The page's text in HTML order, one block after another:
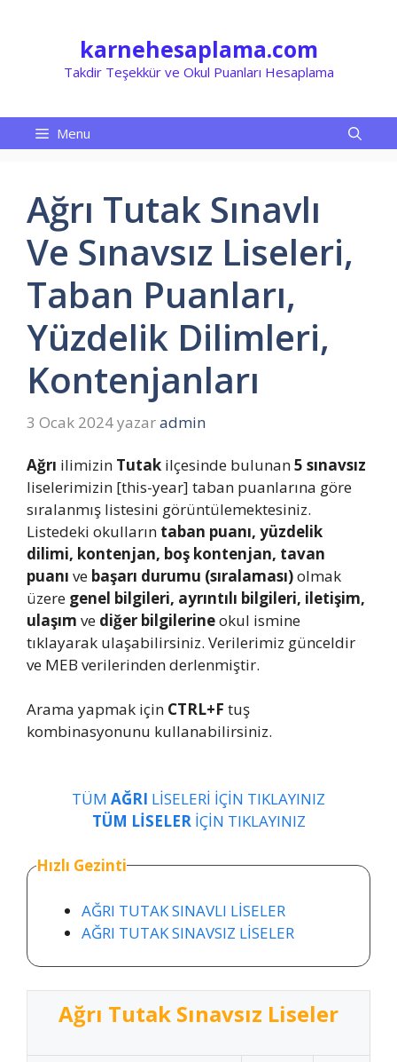
karnehesaplama.com
Takdir Teşekkür ve Okul Puanları Hesaplama
Menu
Ağrı Tutak Sınavlı
Ve Sınavsız Liseleri,
Taban Puanları,
Yüzdelik Dilimleri,
Kontenjanları
3 Ocak 2024yazaradmin
Ağrı ilimizin Tutak ilçesinde bulunan5 sınavsız
liselerimizin [this-year] taban puanlarına göre
sıralanmış listesini görüntülemektesiniz.
Listedeki okulların taban puanı, yüzdelik
dilimi, kontenjan, boş kontenjan, tavan
puanı ve başarı durumu (sıralaması)olmak
üzere genel bilgileri, ayrıntılı bilgileri, iletişim,
ulaşım ve diğer bilgilerineokul ismine
tıklayarak ulaşabilirsiniz. Verilerimiz günceldir
ve MEB verilerinden derlenmiştir.
Arama yapmak için CTRL+F tuş
kombinasyonunu kullanabilirsiniz.
TÜM AĞRI LİSELERİ İÇİN TIKLAYINIZ
TÜM LİSELERİÇİN TIKLAYINIZ
Hızlı Gezinti
AĞRI TUTAK SINAVLI LİSELER
AĞRI TUTAK SINAVSIZ LİSELER
Ağrı Tutak Sınavsız Liseler